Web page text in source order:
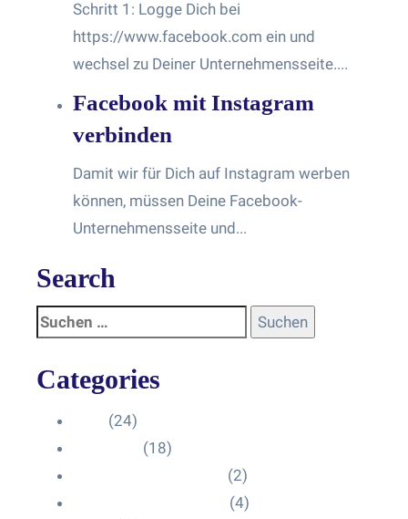
Schritt 1: Logge Dich bei
https://www.facebook.com ein und
wechsel zu Deiner Unternehmensseite....
Facebook mit Instagram
verbinden
Damit wir für Dich auf Instagram werben
können, müssen Deine Facebook-
Unternehmensseite und...
Search
Categories
(24)
(18)
(2)
(4)